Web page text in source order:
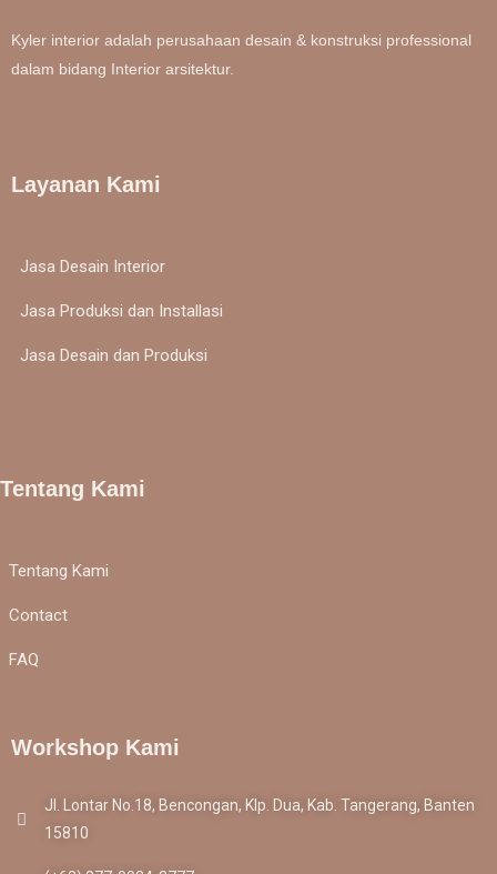
Kyler interior adalah perusahaan desain & konstruksi professional
dalam bidang Interior arsitektur.
Layanan Kami
Jasa Desain Interior
Jasa Produksi dan Installasi
Jasa Desain dan Produksi
Tentang Kami
Tentang Kami
Contact
FAQ
Workshop Kami
Jl. Lontar No.18, Bencongan, Klp. Dua, Kab. Tangerang, Banten
15810